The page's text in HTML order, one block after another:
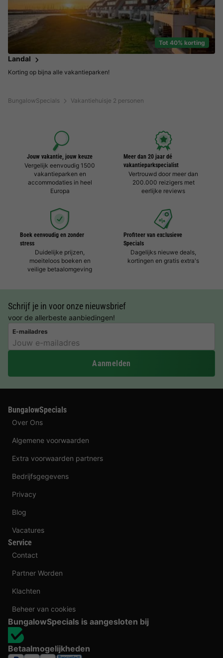
BungalowSpecials Vakantiehuisje 2 personen
Tot 40% korting
Landal
Korting op bijna alle vakantieparken!
Jouw vakantie, jouw keuze
Vergelijk eenvoudig 1500
vakantieparken en
accommodaties in heel
Europa
Meer dan 20 jaar dé
vakantieparkspecialist
Vertrouwd door meer dan
200.000 reizigers met
eerlijke reviews
Boek eenvoudig en zonder
stress
Duidelijke prijzen,
moeiteloos boeken en
veilige betaalomgeving
Profiteer van exclusieve
Specials
Dagelijks nieuwe deals,
kortingen en gratis extra's
Schrijf je in voor onze nieuwsbrief
voor de allerbeste aanbiedingen!
E-mailadres
Aanmelden
BungalowSpecials
Over Ons
Algemene voorwaarden
Extra voorwaarden partners
Bedrijfsgegevens
Privacy
Blog
Vacatures
Service
Contact
Partner Worden
Klachten
Beheer van cookies
BungalowSpecials is aangesloten bij
Betaalmogelijkheden